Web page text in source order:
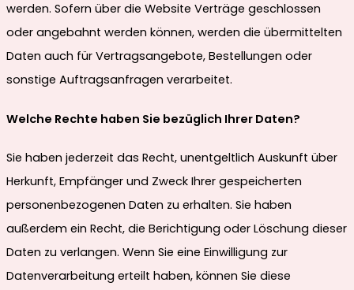
werden. Sofern über die Website Verträge geschlossen
oder angebahnt werden können, werden die übermittelten
Daten auch für Vertragsangebote, Bestellungen oder
sonstige Auftragsanfragen verarbeitet.
Welche Rechte haben Sie bezüglich Ihrer Daten?
Sie haben jederzeit das Recht, unentgeltlich Auskunft über
Herkunft, Empfänger und Zweck Ihrer gespeicherten
personenbezogenen Daten zu erhalten. Sie haben
außerdem ein Recht, die Berichtigung oder Löschung dieser
Daten zu verlangen. Wenn Sie eine Einwilligung zur
Datenverarbeitung erteilt haben, können Sie diese